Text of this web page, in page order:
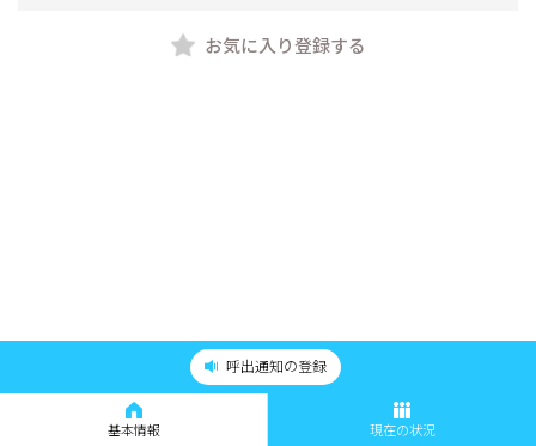
お気に入り登録する
呼出通知の登録
基本情報 現在の状況